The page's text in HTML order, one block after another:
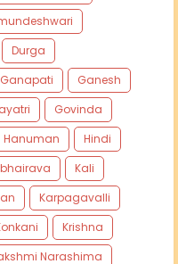
Durga
Ganapati
Ganesh
Govinda
Hanuman
Hindi
Kali
Karpagavalli
Krishna
Narashima